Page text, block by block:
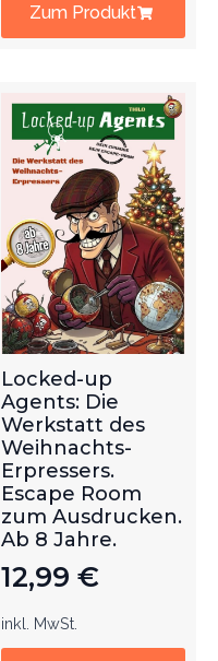
Zum Produkt
Locked-up
Agents: Die
Werkstatt des
Weihnachts-
Erpressers.
Escape Room
zum Ausdrucken.
Ab 8 Jahre.
12,99 €
inkl. MwSt.